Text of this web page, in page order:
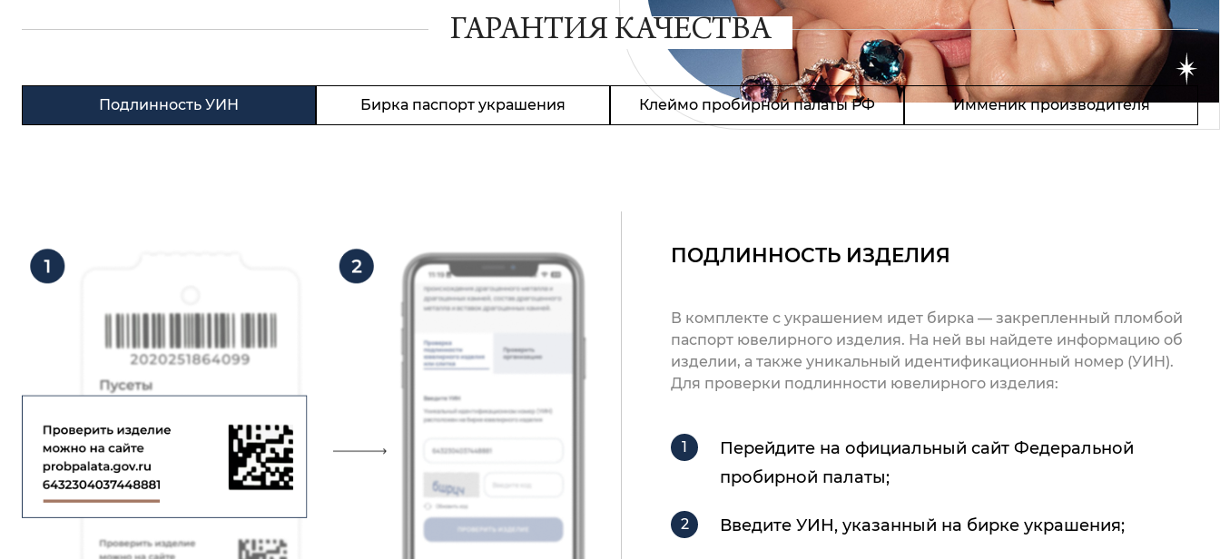
ГАРАНТИЯ КАЧЕСТВА
Подлинность УИН Бирка паспорт украшения Клеймо пробирной палаты РФ Имменик производителя
ПОДЛИННОСТЬ ИЗДЕЛИЯ
В комплекте с украшением идет бирка — закрепленный пломбой
паспорт ювелирного изделия. На ней вы найдете информацию об
изделии, а также уникальный идентификационный номер (УИН).
Для проверки подлинности ювелирного изделия:
Перейдите на официальный сайт Федеральной
пробирной палаты;
Введите УИН, указанный на бирке украшения;